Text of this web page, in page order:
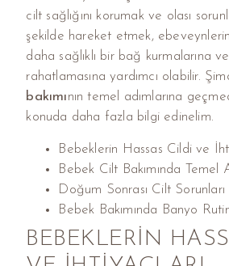
cilt sağlığını korumak ve olası
şekilde hareket etmek,
daha sağlıklı bir bağ kurmalarına
rahatlamasına yardımcı olabilir.
bakımının temel adımlarına
konuda daha fazla bilgi edinelim.
Bebeklerin Hassas Cildi ve
Bebek Cilt Bakımında Temel
Doğum Sonrası Cilt
Bebek Bakımında Banyo
BEBEKLERIN